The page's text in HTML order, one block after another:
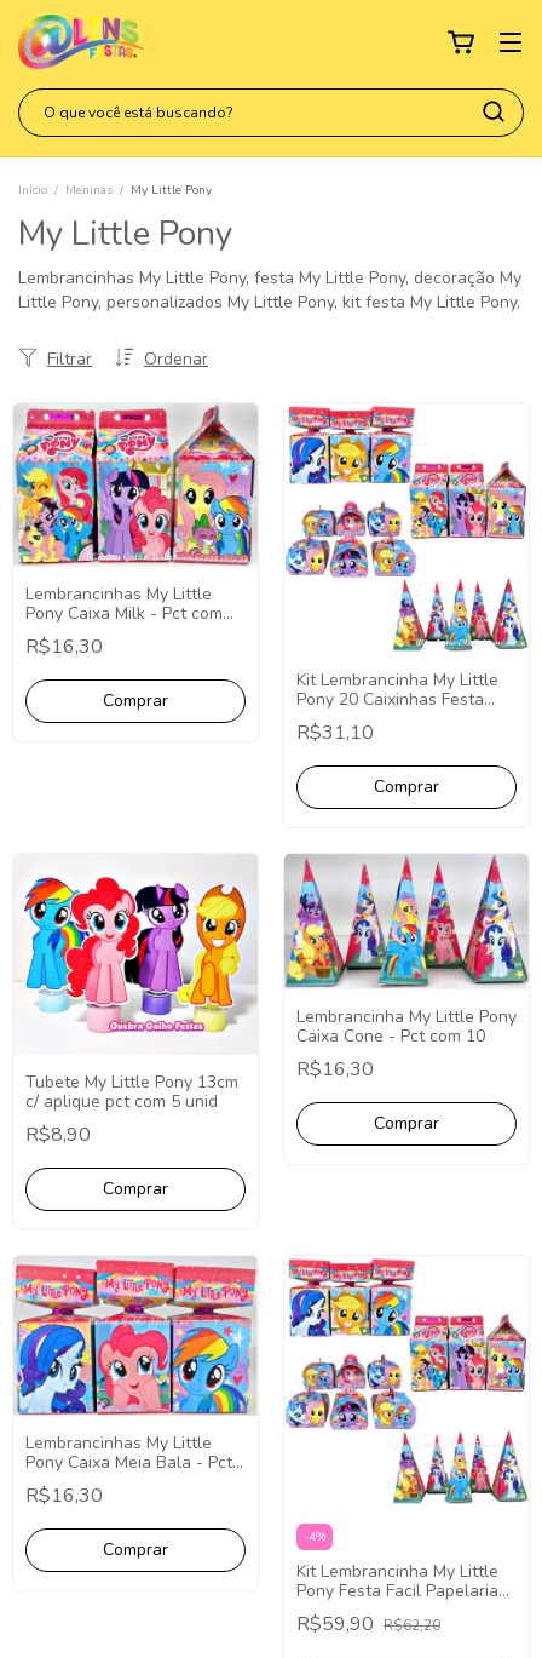
Início / Meninas / My Little Pony
My Little Pony
Lembrancinhas My Little Pony, festa My Little Pony, decoração My
Little Pony, personalizados My Little Pony, kit festa My Little Pony,
Ordenar
Filtrar
Lembrancinhas My Little
Pony Caixa Milk - Pct com
10
R$16,30
Kit Lembrancinha My Little
Pony 20 Caixinhas Festa
Fácil Decoração
R$31,10
Tubete My Little Pony 13cm
c/ aplique pct com 5 unid
R$8,90
Lembrancinha My Little Pony
Caixa Cone - Pct com 10
R$16,30
Lembrancinhas My Little
Pony Caixa Meia Bala - Pct
com 10
R$16,30
-4%
Kit Lembrancinha My Little
Pony Festa Facil Papelaria
40 Caixinhas
R$59,90 R$62,20